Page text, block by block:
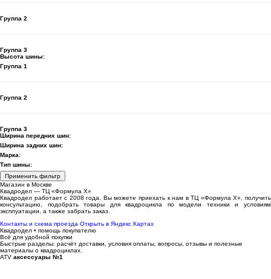
Группа 2
Группа 3
Высота шины:
Группа 1
Группа 2
Группа 3
Ширина передних шин:
Ширина задних шин:
Марка:
Тип шины:
Применить фильтр
Магазин в Москве
Квадродел — ТЦ «Формула Х»
Квадродел работает с 2008 года. Вы можете приехать к нам в ТЦ «Формула Х», получить
консультацию, подобрать товары для квадроцикла по модели техники и условиям
эксплуатации, а также забрать заказ.
Контакты и схема проезда Открыть в Яндекс Картах
Квадродел • помощь покупателю
Всё для удобной покупки
Быстрые разделы: расчёт доставки, условия оплаты, вопросы, отзывы и полезные
материалы о квадроциклах.
ATV аксессуары №1